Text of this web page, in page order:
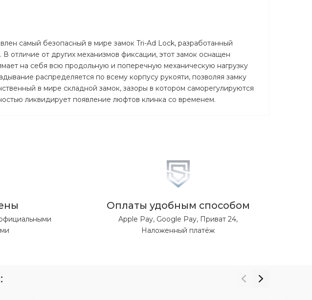
самый безопасный в мире замок Tri-Ad Lock, разработанный
от других механизмов фиксации, этот замок оснащен
на себя всю продольную и поперечную механическую нагрузку
распределяется по всему корпусу рукояти, позволяя замку
в мире складной замок, зазоры в котором саморегулируются
ликвидирует появление люфтов клинка со временем.
Оплаты удобным способом
Apple Pay, Google Pay, Приват 24,
Наложенный платёж